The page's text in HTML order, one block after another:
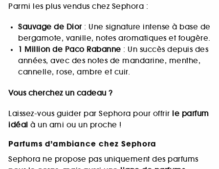
Parmi les plus vendus chez Sephora :
Sauvage de Dior: Une signature intense à base de
bergamote, vanille, notes aromatiques et fougère.
1 Million de Paco Rabanne : Un succès depuis des
années, avec des notes de mandarine, menthe,
cannelle, rose, ambre et cuir.
Vous cherchez un cadeau ?
Laissez-vous guider par Sephora pour offrir le parfum
idéal à un ami ou un proche !
Parfums d’ambiance chez Sephora
Sephora ne propose pas uniquement des parfums